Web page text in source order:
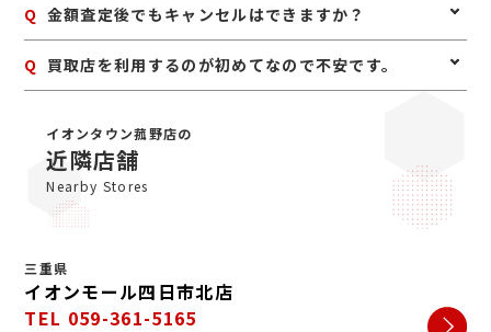
すとスムーズにご案内できます。
A はい。身分証明書(運転免許証、マイナンバーカード、
Q 金額査定後でもキャンセルはできますか？
A お値段にご満足いただけない場合は、もちろんキャンセ
Q 買取店を利用するのが初めてなので不安です。
がとうございます。ジュエルカフェは女性スタッフが中
心で、丁寧な接客・明るいお店・手数料完全無料の手軽
さで多くのお客様にご利用いただいています。ぜひ安心
してお越しくださいませ。
イオンタウン菰野店の
近隣店舗
Nearby Stores
三重県
イオンモール四日市北店
TEL 059-361-5165